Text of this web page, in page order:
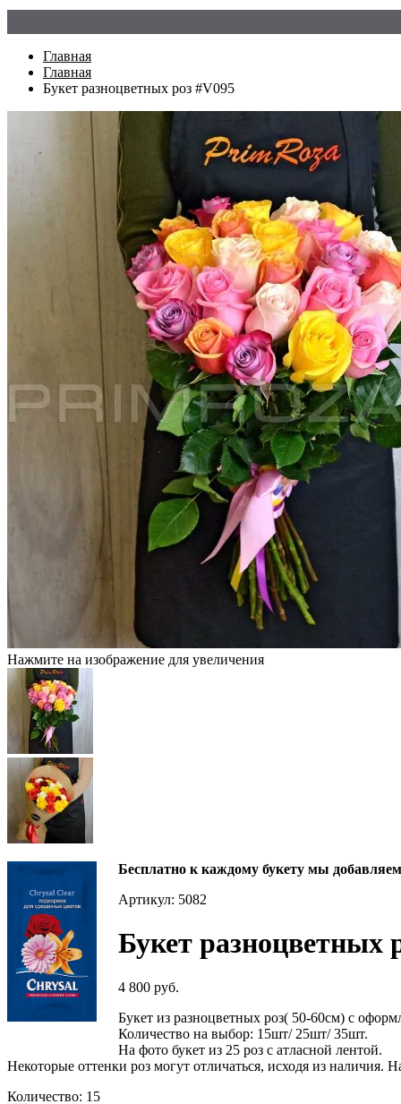
Главная
Главная
Букет разноцветных роз #V095
Нажмите на изображение для увеличения
Бесплатно к каждому букету мы
Артикул: 5082
Букет разноцветных
4 800 руб.
Букет из разноцветных роз( 50-60см) с
Количество на выбор: 15шт/ 25шт/ 35шт.
На фото букет из 25 роз с атласной лентой.
Некоторые оттенки роз могут отличаться, исходя из
Количество: 15